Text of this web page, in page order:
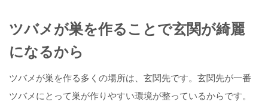
ツバメが巣を作ることで玄関が綺麗
になるから
ツバメが巣を作る多くの場所は、玄関先です。玄関先が一番
ツバメにとって巣が作りやすい環境が整っているからです。